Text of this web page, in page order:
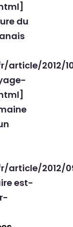
du
article/2012/
article/2012/
est-